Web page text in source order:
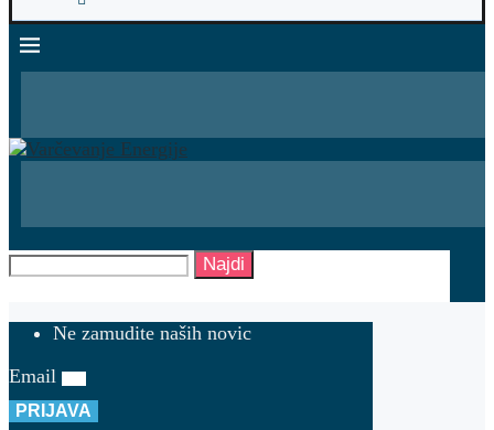
Najdi
Ne zamudite naših novic
Email
PRIJAVA